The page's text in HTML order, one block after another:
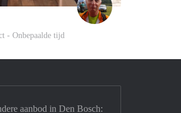
- Onbepaalde tijd
aanbod in Den Bosch: